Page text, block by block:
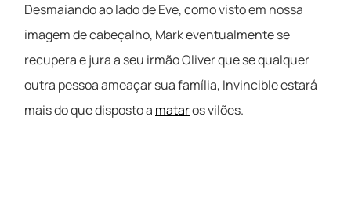
Desmaiando ao lado de Eve, como visto em nossa
imagem de cabeçalho, Mark eventualmente se
recupera e jura a seu irmão Oliver que se qualquer
outra pessoa ameaçar sua família, Invincible estará
mais do que disposto a mataros vilões.